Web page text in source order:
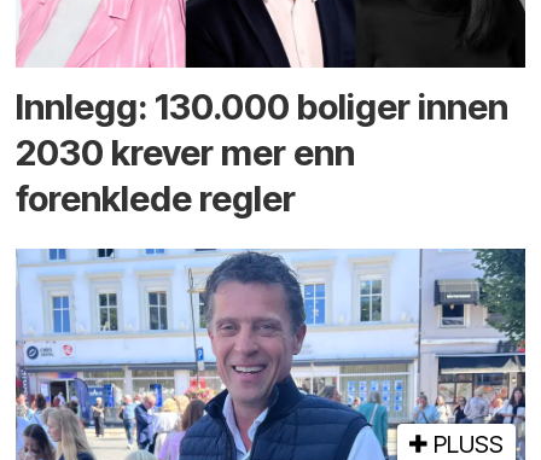
Innlegg: 130.000 boliger innen
2030 krever mer enn
forenklede regler
PLUSS